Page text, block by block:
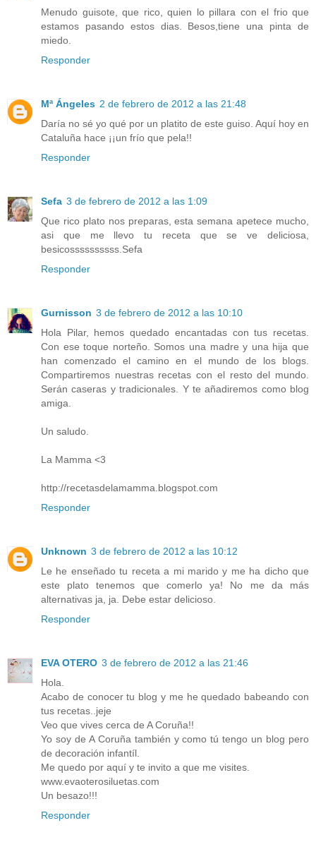
Menudo guisote, que rico, quien lo pillara con el frio que
estamos pasando estos dias. Besos,tiene una pinta de
miedo.
Responder
Mª Ángeles 2 de febrero de 2012 a las 21:48
Daría no sé yo qué por un platito de este guiso. Aquí hoy en
Cataluña hace ¡¡un frío que pela!!
Responder
Sefa 3 de febrero de 2012 a las 1:09
Que rico plato nos preparas, esta semana apetece mucho,
asi que me llevo tu receta que se ve deliciosa,
besicossssssssss.Sefa
Responder
Gurnisson 3 de febrero de 2012 a las 10:10
Hola Pilar, hemos quedado encantadas con tus recetas.
Con ese toque norteño. Somos una madre y una hija que
han comenzado el camino en el mundo de los blogs.
Compartiremos nuestras recetas con el resto del mundo.
Serán caseras y tradicionales. Y te añadiremos como blog
amiga.
Un saludo.
La Mamma <3
http://recetasdelamamma.blogspot.com
Responder
Unknown 3 de febrero de 2012 a las 10:12
Le he enseñado tu receta a mi marido y me ha dicho que
este plato tenemos que comerlo ya! No me da más
alternativas ja, ja. Debe estar delicioso.
Responder
EVA OTERO 3 de febrero de 2012 a las 21:46
Hola.
Acabo de conocer tu blog y me he quedado babeando con
tus recetas..jeje
Veo que vives cerca de A Coruña!!
Yo soy de A Coruña también y como tú tengo un blog pero
de decoración infantíl.
Me quedo por aquí y te invito a que me visites.
www.evaoterosiluetas.com
Un besazo!!!
Responder